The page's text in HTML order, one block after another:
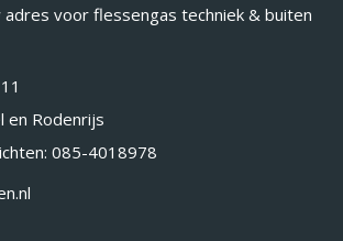
adres voor flessengas techniek & buiten
en Rodenrijs
085-4018978